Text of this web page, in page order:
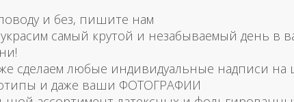
и без, пишите нам
самый крутой и незабываемый день в
сделаем любые индивидуальные надписи на
и даже ваши ФОТОГРАФИИ